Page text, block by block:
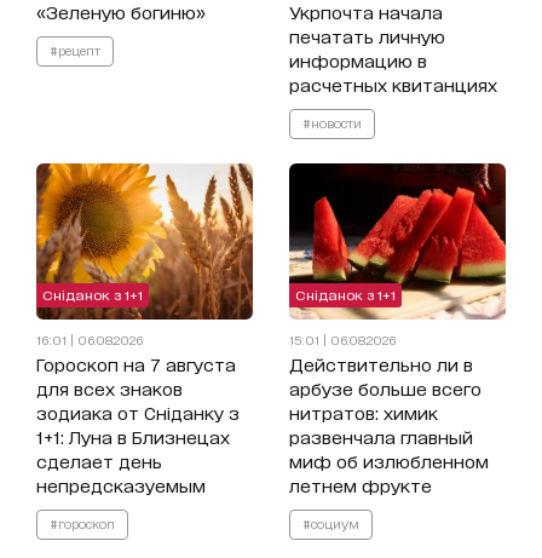
«Зеленую богиню»
#рецепт
Укрпочта начала
печатать личную
информацию в
расчетных квитанциях
#новости
Сніданок з 1+1
16:01 | 06.08.2026
Гороскоп на 7 августа
для всех знаков
зодиака от Сніданку з
1+1: Луна в Близнецах
сделает день
непредсказуемым
#гороскоп
Сніданок з 1+1
15:01 | 06.08.2026
Действительно ли в
арбузе больше всего
нитратов: химик
развенчала главный
миф об излюбленном
летнем фрукте
#социум